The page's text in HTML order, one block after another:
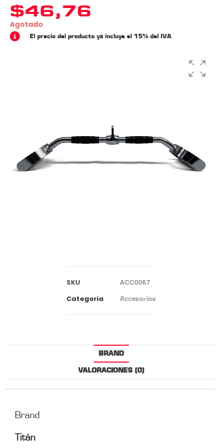
$46,76
Agotado
El precio del producto ya incluye el 15% del IVA
SKU
ACC0067
Categoria
Accesorios
BRAND
VALORACIONES (0)
Brand
Titán